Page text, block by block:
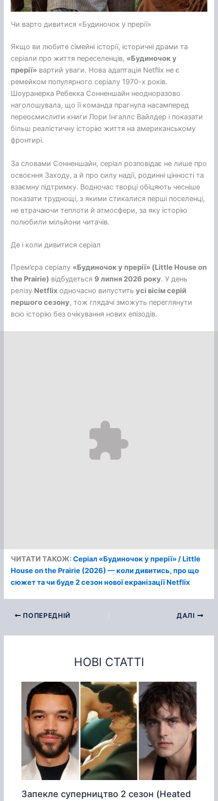
Чи варто дивитися «Будиночок у прерії»
Якщо ви любите сімейні історії, історичні драми та
серіали про життя переселенців, «Будиночок у
прерії» вартий уваги. Нова адаптація Netflix не є
ремейком популярного серіалу 1970-х років.
Шоуранерка Ребекка Сонненшайн неодноразово
наголошувала, що її команда прагнула насамперед
переосмислити книги Лори Інгаллс Вайлдер і показати
більш реалістичну історію життя на американському
фронтирі.
За словами Сонненшайн, серіал розповідає не лише про
освоєння Заходу, а й про силу надії, родинні цінності та
взаємну підтримку. Водночас творці обіцяють чесніше
показати труднощі, з якими стикалися перші поселенці,
не втрачаючи теплоти й атмосфери, за яку історію
полюбили мільйони читачів.
Де і коли дивитися серіал
Прем’єра серіалу «Будиночок у прерії» (Little House on
the Prairie) відбудеться 9 липня 2026 року. У день
релізу Netflix одночасно випуститьусі вісім серій
першого сезону, тож глядачі зможуть переглянути
всю історію без очікування нових епізодів.
ЧИТАТИ ТАКОЖ:Серіал «Будиночок у прерії» / Little
House on the Prairie (2026) — коли дивитись, про що
сюжет та чи буде 2 сезон нової екранізації Netflix
ПОПЕРЕДНІЙ ДАЛІ
НОВІ СТАТТІ
Запекле суперництво 2 сезон (Heated